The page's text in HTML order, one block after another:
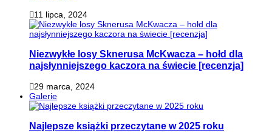
11 lipca, 2024
Niezwykłe losy Sknerusa McKwacza – hołd dla
najsłynniejszego kaczora na świecie [recenzja]
29 marca, 2024
Galerie
Najlepsze książki przeczytane w 2025 roku